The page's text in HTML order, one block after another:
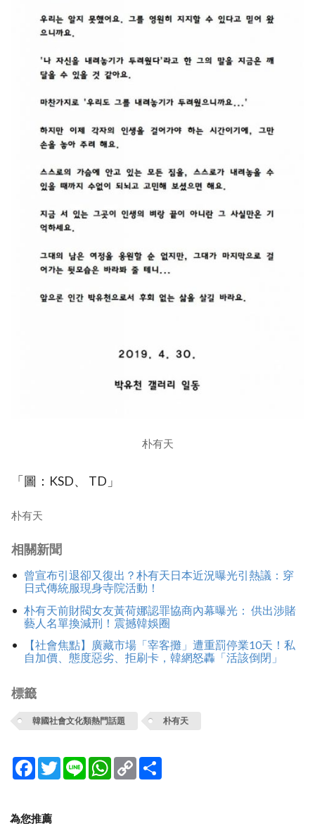
朴有天
「圖：KSD、 TD」
朴有天
相關新聞
曾宣布引退卻又復出？朴有天日本近況曝光引熱議：穿
日式傳統服現身寺院活動！
朴有天前財閥女友黃荷娜認罪協商內幕曝光： 供出涉賭
藝人名單換減刑！震撼韓娛圈
【社會焦點】廣藏市場「宰客攤」遭重罰停業10天！私
自加價、態度惡劣、拒刷卡，韓網怒轟「活該倒閉」
標籤
韓國社會文化類熱門話題 朴有天
Facebook
TwitterLine WhatsApp
Copy
Link
為您推薦